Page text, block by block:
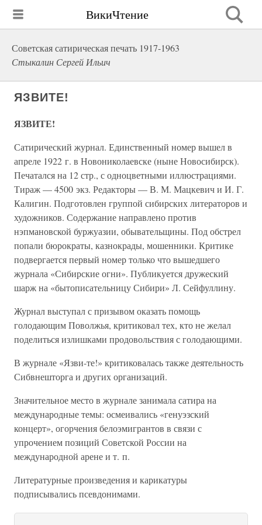
ВикиЧтение
Советская сатирическая печать 1917-1963
Стыкалин Сергей Ильич
ЯЗВИТЕ!
ЯЗВИТЕ!
Сатирический журнал. Единственный номер вышел в
апреле 1922 г. в Новониколаевске (ныне Новосибирск).
Печатался на 12 стр., с одноцветными иллюстрациями.
Тираж — 4500 экз. Редакторы — В. М. Мацкевич и И. Г.
Калигин. Подготовлен группой сибирских литераторов и
художников. Содержание направлено против
нэпмановской буржуазии, обывательщины. Под обстрел
попали бюрократы, казнокрады, мошенники. Критике
подвергается первый номер только что вышедшего
журнала «Сибирские огни». Публикуется дружеский
шарж на «бытописательницу Сибири» Л. Сейфуллину.
Журнал выступал с призывом оказать помощь
голодающим Поволжья, критиковал тех, кто не желал
поделиться излишками продовольствия с голодающими.
В журнале «Язви-те!» критиковалась также деятельность
Сибвнешторга и других организаций.
Значительное место в журнале занимала сатира на
международные темы: осмеивались «генуэзский
концерт», огорчения белоэмигрантов в связи с
упрочением позиций Советской России на
международной арене и т. п.
Литературные произведения и карикатуры
подписывались псевдонимами.